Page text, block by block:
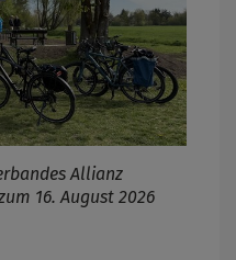
Allianz
16. August 2026